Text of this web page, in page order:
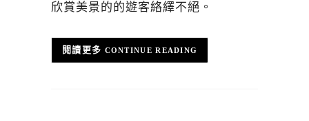
欣賞美景的的遊客絡繹不絕。
CONTINUE READING